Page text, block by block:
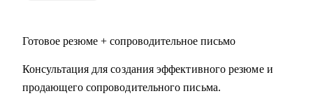
• Фешн и бьюти
• Спорт
• GR и внешняя политика
Готовое резюме + сопроводительное письмо
Консультация для создания эффективного резюме и
продающего сопроводительного письма.